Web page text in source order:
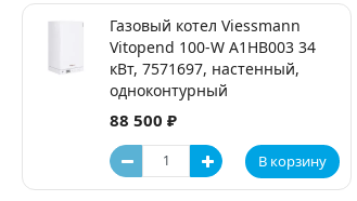
Газовый котел Viessmann
Vitopend 100-W A1HB003 34
кВт, 7571697, настенный,
одноконтурный
88 500 ₽
В корзину